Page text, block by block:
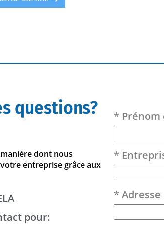
questions?
dont nous
entreprise grâce aux
pour:
* Prénom
*
* Adresse